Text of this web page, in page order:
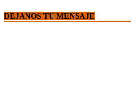
DEJANOS TU MENSAJE